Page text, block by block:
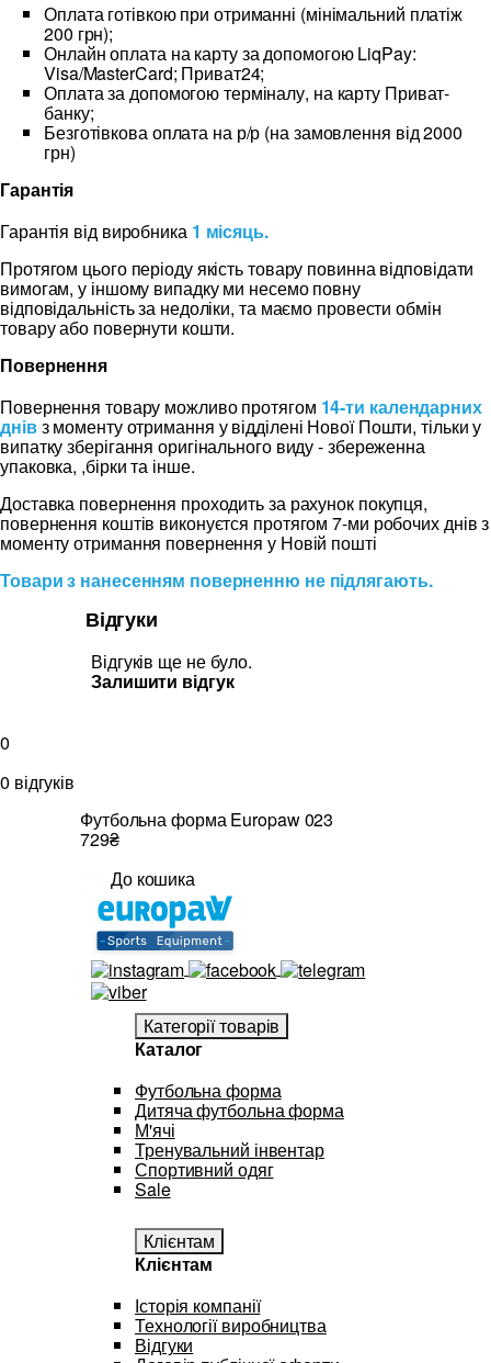
Оплата готівкою при отриманні (мінімальний платіж
200 грн);
Онлайн оплата на карту за допомогою LiqPay:
Visa/MasterCard; Приват24;
Оплата за допомогою терміналу, на карту Приват-
банку;
Безготівкова оплата на р/р (на замовлення від 2000
грн)
Гарантія
Гарантія від виробника 1 місяць.
Протягом цього періоду якість товару повинна відповідати
вимогам, у іншому випадку ми несемо повну
відповідальність за недоліки, та маємо провести обмін
товару або повернути кошти.
Повернення
Повернення товару можливо протягом 14-ти календарних
днівз моменту отримання у відділені Нової Пошти, тільки у
випатку зберігання оригінального виду - збереженна
упаковка, ,бірки та інше.
Доставка повернення проходить за рахунок покупця,
повернення коштів виконуєтся протягом 7-ми робочих днів з
моменту отримання повернення у Новій пошті
Товари з нанесенням поверненню не підлягають.
Відгуки
Відгуків ще не було.
Залишити відгук
0
0 відгуків
Футбольна форма Europaw 023
729₴
До кошика
Категорії товарів
Каталог
Футбольна форма
Дитяча футбольна форма
М'ячі
Тренувальний інвентар
Спортивний одяг
Sale
Клієнтам
Клієнтам
Історія компанії
Технології виробництва
Відгуки